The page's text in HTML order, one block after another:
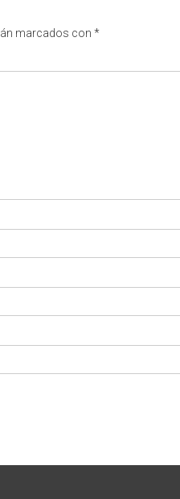
marcados con *